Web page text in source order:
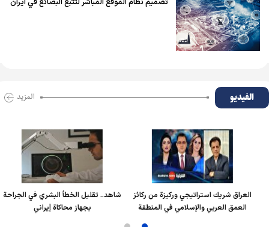
الفیدیو المزید
العراق شريك استراتيجي وركيزة من ركائز
العمق العربي والإسلامي في المنطقة
شاهد.. تقليل الخطأ البشري في الجراحة
بجهاز محاكاة إيراني